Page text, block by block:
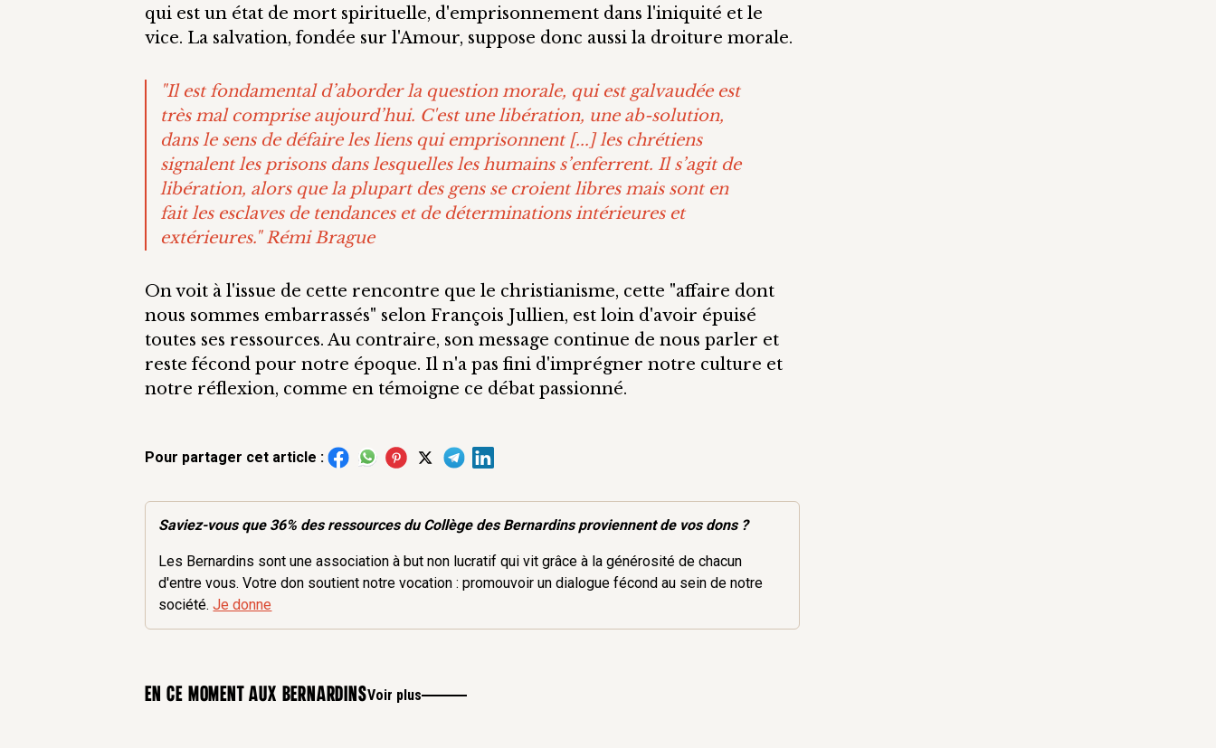
qui est un état de mort spirituelle, d'emprisonnement dans l'iniquité et le
vice. La salvation, fondée sur l'Amour, suppose donc aussi la droiture morale.
"Il est fondamental d’aborder la question morale, qui est galvaudée est
très mal comprise aujourd’hui. C'est une libération, une ab-solution,
dans le sens de défaire les liens qui emprisonnent [...] les chrétiens
signalent les prisons dans lesquelles les humains s’enferrent. Il s’agit de
libération, alors que la plupart des gens se croient libres mais sont en
fait les esclaves de tendances et de déterminations intérieures et
extérieures." Rémi Brague
On voit à l'issue de cette rencontre que le christianisme, cette "affaire dont
nous sommes embarrassés" selon François Jullien, est loin d'avoir épuisé
toutes ses ressources. Au contraire, son message continue de nous parler et
reste fécond pour notre époque. Il n'a pas fini d'imprégner notre culture et
notre réflexion, comme en témoigne ce débat passionné.
Pour partager cet article :
Saviez-vous que 36% desressourcesdu Collège des Bernardins proviennent de vos dons ?
Les Bernardins sont une association à but non lucratif qui vit grâce à la générosité de chacun
d'entre vous. Votre don soutient notre vocation : promouvoir un dialogue fécond au sein de notre
société.Je donne
En ce moment aux bernardinsVoir plus